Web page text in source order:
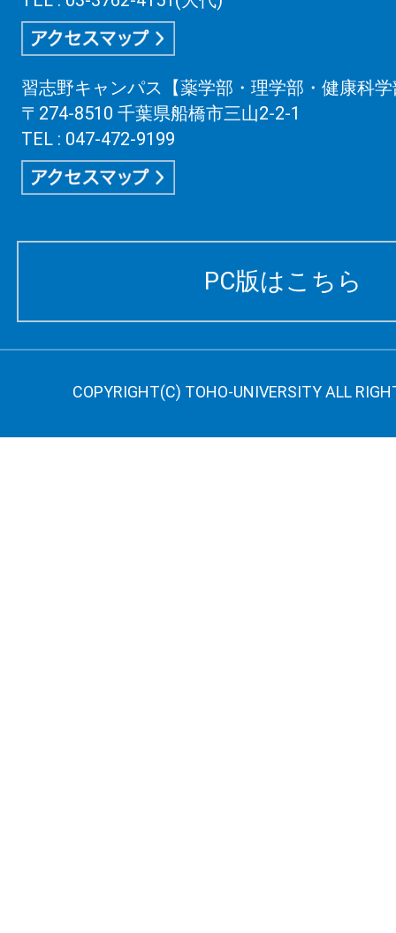
習志野キャンパス【薬学部・理学部・健康科
〒274-8510 千葉県船橋市三山2-2-1
TEL : 047-472-9199
PC版はこちら
COPYRIGHT(C) TOHO-UNIVERSITY ALL